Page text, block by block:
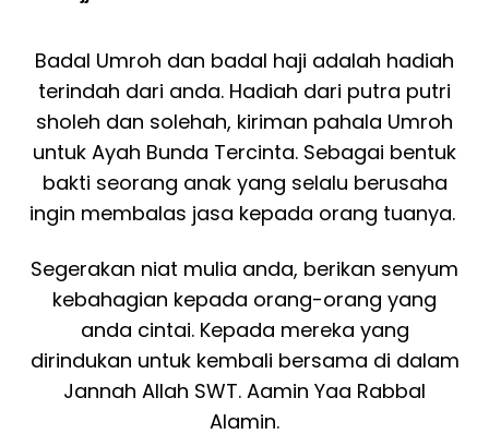
Badal Umroh dan badal haji adalah hadiah
terindah dari anda. Hadiah dari putra putri
sholeh dan solehah, kiriman pahala Umroh
untuk Ayah Bunda Tercinta. Sebagai bentuk
bakti seorang anak yang selalu berusaha
ingin membalas jasa kepada orang tuanya.
Segerakan niat mulia anda, berikan senyum
kebahagian kepada orang-orang yang
anda cintai. Kepada mereka yang
dirindukan untuk kembali bersama di dalam
Jannah Allah SWT. Aamin Yaa Rabbal
Alamin.